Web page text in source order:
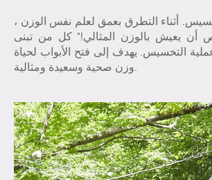
أثناء التطرق بعمق لعلم نفس الوزن ،
يعيش بالوزن المثالي!" كل من تبنى
التخسيس. يهدف إلى فتح الأبواب لحياة
وزن صحية وسعيدة ومثالية.